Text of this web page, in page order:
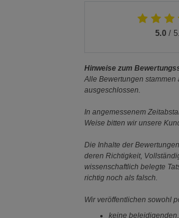
5.0/
Hinweise zum
Alle Bewertungen
ausgeschlossen.
In angemessenem
Weise bitten wir unsere
Die Inhalte der
deren Richtigkeit,
wissenschaftlich belegte
richtig noch als falsch.
Wir veröffentlichen sowohl
keine